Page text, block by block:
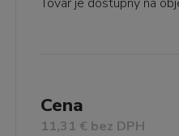
Cena
11,31 € bez DPH